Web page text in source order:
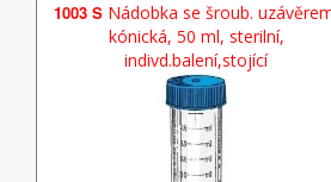
1003 SNádobka se šroub.
kónická, 50 ml, sterilní,
indivd.balení,stojící